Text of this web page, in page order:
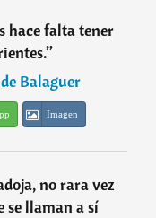
hace falta tener
”
Balaguer
Imagen
no rara vez
se llaman a sí